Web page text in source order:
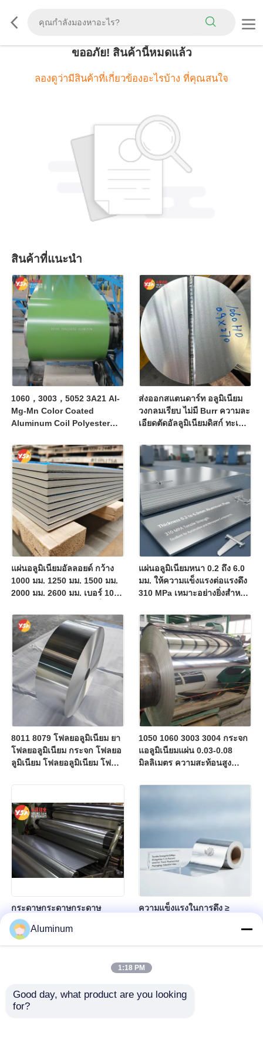
ขออภัย! สินค้านี้หมดแล้ว
ลองดูว่ามีสินค้าที่เกี่ยวข้องอะไรบ้าง ที่คุณสนใจ
สินค้าที่แนะนํา
1060，3003，5052 3A21 Al-
Mg-Mn Color Coated
Aluminum Coil Polyester
Weather Resistant Anti
Fade 25 Year Warranty For
Building Fascia Pipe
Wrapping
ส่งออกสแตนดาร์ท อลูมิเนียม
วงกลมเรียบ ไม่มี Burr ความละ
เอียดตัดอัลลูมิเนียมดิสก์ ทะเล
จําหน่ายสําหรับการแปรรูป
อุตสาหกรรมหลาย
แผ่นอลูมิเนียมอัลลอยด์ กว้าง
1000 มม. 1250 มม. 1500 มม.
2000 มม. 2600 มม. เบอร์ 1060
ขอบตัดกันสนิม จัดส่งเป็นตู้
คอนเทนเนอร์จำนวนมาก
แผ่นอลูมิเนียมหนา 0.2 ถึง 6.0
มม. ให้ความแข็งแรงต่อแรงดึง
310 MPa เหมาะอย่างยิ่งสำหรับ
อากาศยาน
8011 8079 โฟลยอลูมิเนียม ยา
โฟลยอลูมิเนียม กระจก โฟลยอ
ลูมิเนียม โฟลยอลูมิเนียม โฟล
โฟลยอลูมิเนียม โฟลยอลูมิเนียม
1050 1060 3003 3004 กระจก
แอลูมิเนียมแผ่น 0.03-0.08
มิลลิเมตร ความสะท้อนสูง
เบา ประหยัดมวล 70% สําหรับ
กระดาษกระดาษกระดาษ
กระดาษกระดาษกระดาษ
กระดาษกระดาษกระดาษ
กระดาษกระดาษกระดาษ
ความแข็งแรงในการดึง ≥
laminated ที่มีความยาว 5-15
เปอร์เซ็นต์ เหมาะสําหรับ
อุตสาหกรรม
Aluminum
1:18 PM
Good day, what product are you looking
for?